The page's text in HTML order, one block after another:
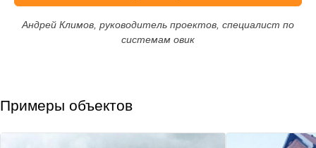
Андрей Климов, руководитель проектов, специалист по
системам овик
Примеры объектов